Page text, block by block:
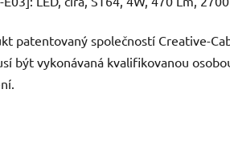
patentovaný společností Creative-
být vykonávaná kvalifikovanou